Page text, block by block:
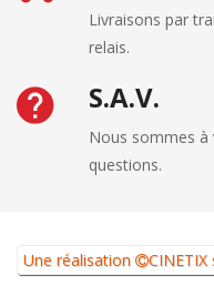
Livraisons par
relais.
S.A.V.
Nous sommes à
questions.
Une réalisation CINETIX